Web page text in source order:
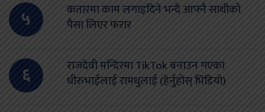
५
कतारमा काम लगाइदिने भन्दै आफ्नै साथीको
पैसा लिएर फरार
६
राजदेवी मन्दिरमा TikTok बनाउन गएका
धीरुभाईलाई रामधुलाई (हेर्नुहोस् भिडियो)